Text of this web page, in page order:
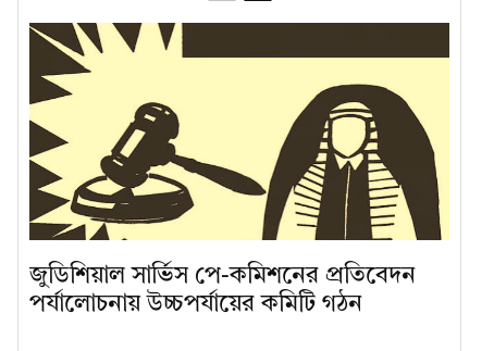
জুডিশিয়াল সার্ভিস পে-কমিশনের প্রতিবেদন
পর্যালোচনায় উচ্চপর্যায়ের কমিটি গঠন